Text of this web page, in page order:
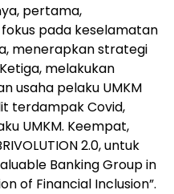
pertama,
pada keselamatan
menerapkan strategi
melakukan
usaha pelaku UMKM
terdampak Covid,
UMKM. Keempat,
2.0, untuk
Banking Group in
of Financial Inclusion”.